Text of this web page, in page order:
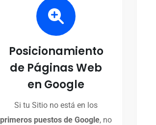
Posicionamiento
de Páginas Web
en Google
Si tu Sitio no está en los
primeros puestos de Google, no